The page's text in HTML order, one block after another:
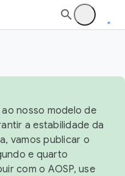
ao nosso modelo de
a estabilidade da
vamos publicar o
e quarto
com o AOSP, use